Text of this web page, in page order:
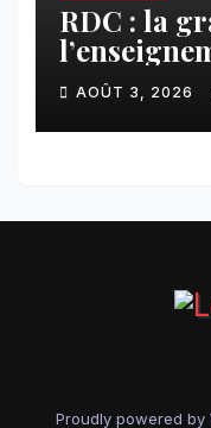
RDC : la
vision
Félix
par une
AOÛT 3, 2026
Proudly powered by